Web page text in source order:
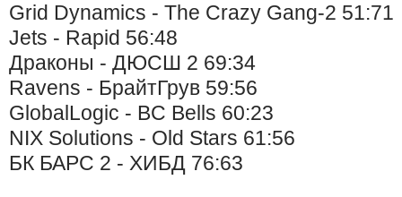
Grid Dynamics - The Crazy Gang-2 51:71
Jets - Rapid 56:48
Драконы - ДЮСШ 2 69:34
Ravens - БрайтГрув 59:56
GlobalLogic - BC Bells 60:23
NIX Solutions - Old Stars 61:56
БК БАРС 2 - ХИБД 76:63